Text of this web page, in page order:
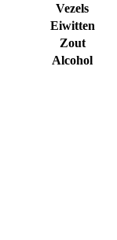
Vezels
Eiwitten
Zout
Alcohol